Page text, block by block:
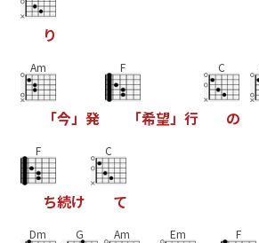
り
Am
「今」 発
F
「希望」 行
C
の
F
ち続け
C
て
Dm G Am Em F